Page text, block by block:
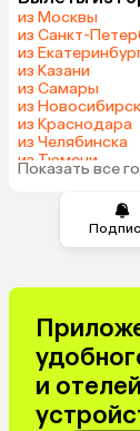
Казахстан
Узбекистан
Катар
Гонконг
Таджикистан
из Москвы
из Санкт-
из
из Казани
из Самары
из
из Краснодара
из Челябинска
из Тюмени
из
Показать все
и